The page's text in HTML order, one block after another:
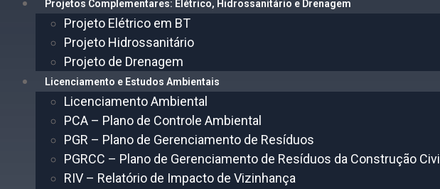
Projetos Complementares: Elétrico, Hidrossanitário e Drenagem
Projeto Elétrico em BT
Projeto Hidrossanitário
Projeto de Drenagem
Licenciamento e Estudos Ambientais
Licenciamento Ambiental
PCA – Plano de Controle Ambiental
PGR – Plano de Gerenciamento de Resíduos
PGRCC – Plano de Gerenciamento de Resíduos da Construção Civil
RIV – Relatório de Impacto de Vizinhança